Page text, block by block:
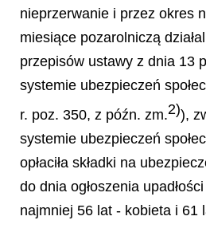
nieprzerwanie i przez okres
miesiące pozarolniczą
przepisów ustawy z dnia 13
systemie ubezpieczeń
r. poz. 350, z późn. zm.2)),
systemie ubezpieczeń
opłaciła składki na
do dnia ogłoszenia
najmniej 56 lat - kobieta i 61